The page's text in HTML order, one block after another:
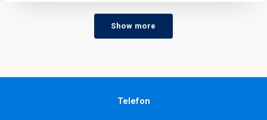
Show more
Telefon